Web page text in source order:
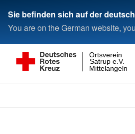
Sie befinden sich auf der
You are on the German website,
Mittelangeln
Satrup e.V.
Ortsverein